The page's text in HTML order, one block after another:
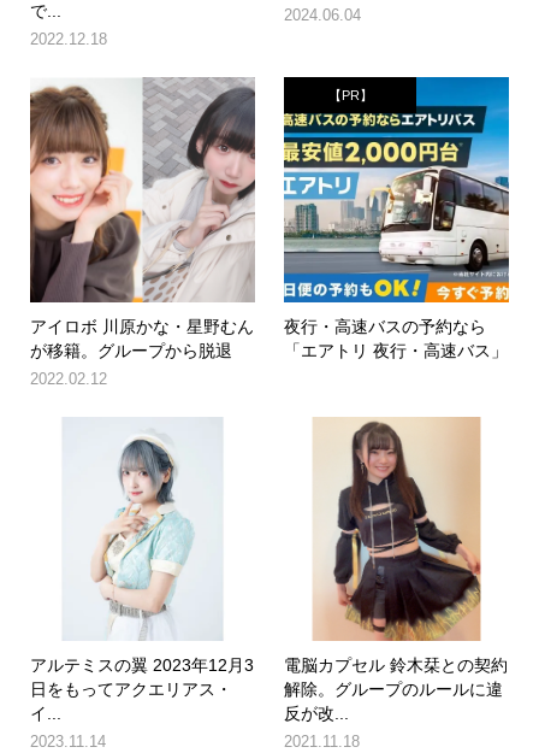
で...
2022.12.18
2024.06.04
アイロボ 川原かな・星野むん
が移籍。グループから脱退
2022.02.12
【PR】
夜行・高速バスの予約なら
「エアトリ 夜行・高速バス」
アルテミスの翼 2023年12月3
日をもってアクエリアス・
イ...
2023.11.14
電脳カプセル 鈴木栞との契約
解除。グループのルールに違
反が改...
2021.11.18